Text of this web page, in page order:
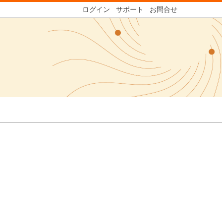
ログイン サポート お問合せ